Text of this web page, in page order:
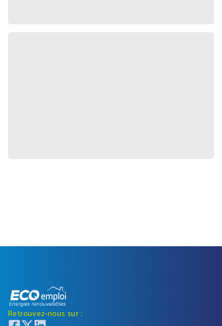
Retrouvez-nous sur :